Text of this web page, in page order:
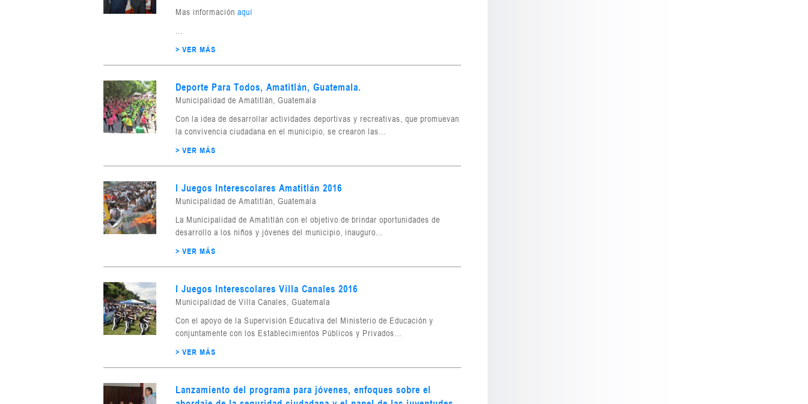
Mas información aquí
...
> VER MÁS
Deporte Para Todos, Amatitlán, Guatemala.
Municipalidad de Amatitlán, Guatemala
Con la idea de desarrollar actividades deportivas y recreativas, que promuevan
la convivencia ciudadana en el municipio, se crearon las...
> VER MÁS
I Juegos Interescolares Amatitlán 2016
Municipalidad de Amatitlán, Guatemala
La Municipalidad de Amatitlán con el objetivo de brindar oportunidades de
desarrollo a los niños y jóvenes del municipio, inauguro...
> VER MÁS
I Juegos Interescolares Villa Canales 2016
Municipalidad de Villa Canales, Guatemala
Con el apoyo de la Supervisión Educativa del Ministerio de Educación y
conjuntamente con los Establecimientos Públicos y Privados...
> VER MÁS
Lanzamiento del programa para jóvenes, enfoques sobre el